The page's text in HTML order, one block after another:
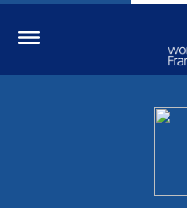
La compétition